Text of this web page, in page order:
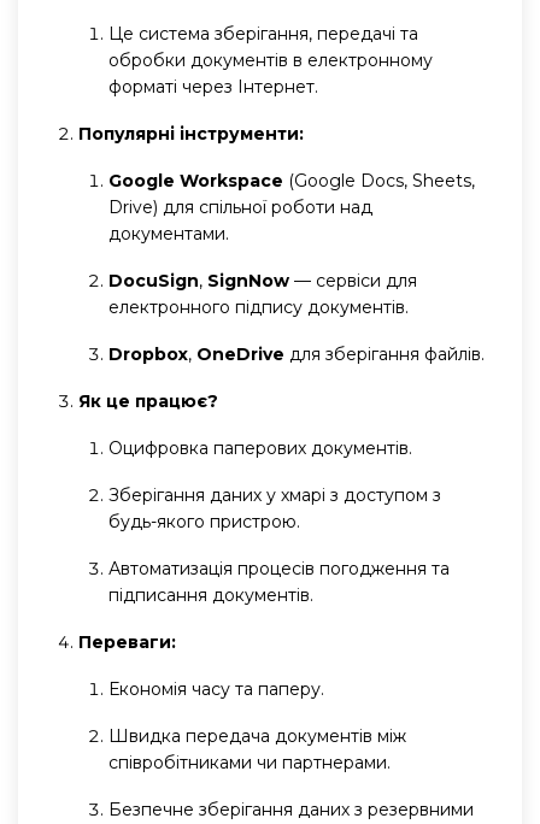
Це система зберігання, передачі та
обробки документів в електронному
форматі через Інтернет.
Популярні інструменти:
Google Workspace (Google Docs, Sheets,
Drive) для спільної роботи над
документами.
DocuSign, SignNow — сервіси для
електронного підпису документів.
Dropbox, OneDrive для зберігання файлів.
Як це працює?
Оцифровка паперових документів.
Зберігання даних у хмарі з доступом з
будь-якого пристрою.
Автоматизація процесів погодження та
підписання документів.
Переваги:
Економія часу та паперу.
Швидка передача документів між
співробітниками чи партнерами.
Безпечне зберігання даних з резервними